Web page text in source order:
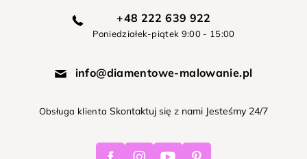
+48 222 639 922
Poniedziałek-piątek 9:00 - 15:00
info@diamentowe-malowanie.pl
Obsługa klienta Skontaktuj się z nami Jesteśmy 24/7
FacebookInstagramYoutube Pinterest